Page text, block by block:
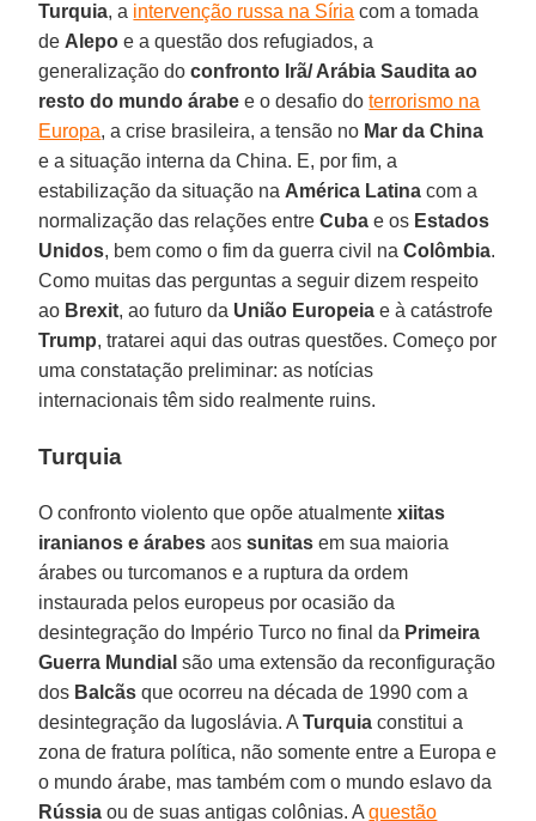
Turquia, a intervenção russa na Síria com a tomada
de Alepo e a questão dos refugiados, a
generalização doconfronto Irã/ Arábia Saudita ao
resto do mundo árabe e o desafio doterrorismo na
Europa, a crise brasileira, a tensão no Mar da China
e a situação interna da China. E, por fim, a
estabilização da situação na América Latina com a
normalização das relações entreCuba e os Estados
Unidos, bem como o fim da guerra civil naColômbia.
Como muitas das perguntas a seguir dizem respeito
ao Brexit, ao futuro da União Europeia e à catástrofe
Trump, tratarei aqui das outras questões. Começo por
uma constatação preliminar: as notícias
internacionais têm sido realmente ruins.
Turquia
O confronto violento que opõe atualmentexiitas
iranianos e árabes aossunitas em sua maioria
árabes ou turcomanos e a ruptura da ordem
instaurada pelos europeus por ocasião da
desintegração do Império Turco no final da Primeira
Guerra Mundial são uma extensão da reconfiguração
dos Balcãs que ocorreu na década de 1990 com a
desintegração da Iugoslávia. ATurquia constitui a
zona de fratura política, não somente entre a Europa e
o mundo árabe, mas também com o mundo eslavo da
Rússia ou de suas antigas colônias. Aquestão